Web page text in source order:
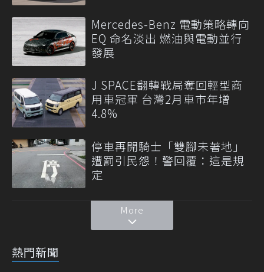
Mercedes-Benz 電動策略轉向
EQ 命名淡出 燃油與電動並行
發展
J SPACE翻轉戰局奪回輕型商
用車冠軍 台灣2月車市年增
4.8%
停車再開騎士「雙腳未著地」
遭罰引民怨！警回覆：這是規
定
More
熱門新聞